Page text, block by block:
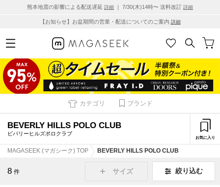
熊本地震の影響による配送遅延 詳細 ｜ 7/30(木)14時〜 送料改訂 詳細
【お知らせ】お盆期間の営業・配送についてのご案内 詳細
カテゴリ ブランド
BEVERLY HILLS POLO CLUB
ビバリーヒルズポロクラブ
お気に入り
MAGASEEK (マガシーク) TOP BEVERLY HILLS POLO CLUB
8 件 サイズ 絞り込む